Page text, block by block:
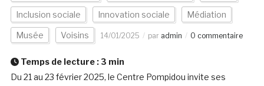
Inclusion sociale Innovation sociale Médiation
Musée Voisins 14/01/2025 par admin 0 commentaire
Temps de lecture : 3 min
Du 21 au 23 février 2025, le Centre Pompidou invite ses